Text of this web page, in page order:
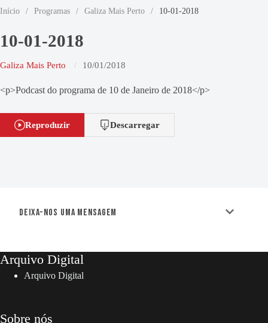
Início / Programas / Galiza Mais Perto / 10-01-2018
10-01-2018
Galiza Mais Perto 10/01/2018
<p>Podcast do programa de 10 de Janeiro de 2018</p>
Reproduzir Descarregar
Deixa-nos uma mensagem
Arquivo Digital
Arquivo Digital
Sobre nós